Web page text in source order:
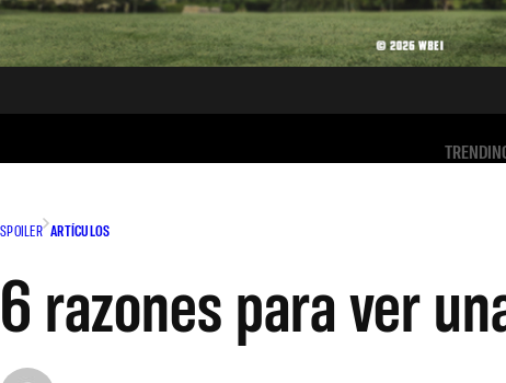
SPOILER ARTÍCULOS
6 razones para ver